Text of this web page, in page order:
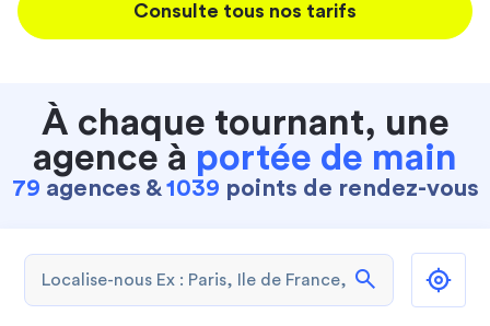
Consulte tous nos tarifs
À chaque tournant, une
agence à portée de main
79 agences &1039 points de rendez-vous
search